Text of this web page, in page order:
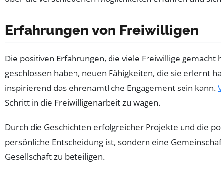
Erfahrungen von Freiwilligen
Die positiven Erfahrungen, die viele Freiwillige
geschlossen haben, neuen Fähigkeiten, die sie erlernt
inspirierend das ehrenamtliche Engagement sein kann.
Schritt in die Freiwilligenarbeit zu wagen.
Durch die Geschichten erfolgreicher Projekte und die
persönliche Entscheidung ist, sondern eine
Gesellschaft zu beteiligen.